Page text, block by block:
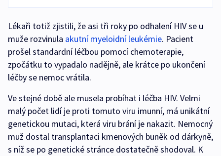
Lékaři totiž zjistili, že asi tři roky po odhalení HIV se u
muže rozvinula akutní myeloidní leukémie. Pacient
prošel standardní léčbou pomocí chemoterapie,
zpočátku to vypadalo nadějně, ale krátce po ukončení
léčby se nemoc vrátila.
Ve stejné době ale musela probíhat i léčba HIV. Velmi
malý počet lidí je proti tomuto viru imunní, má unikátní
genetickou mutaci, která viru brání je nakazit. Nemocný
muž dostal transplantaci kmenových buněk od dárkyně,
s níž se po genetické stránce dostatečně shodoval. K